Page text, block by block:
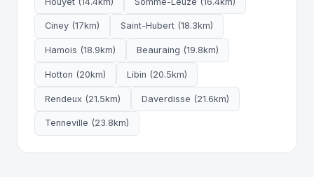
Ciney (17km) Saint-Hubert (18.3km)
Hamois (18.9km) Beauraing (19.8km)
Hotton (20km) Libin (20.5km)
Rendeux (21.5km) Daverdisse (21.6km)
Tenneville (23.8km)